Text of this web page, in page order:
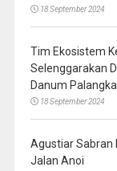
18 September 2024
Tim Ekosistem
Selenggarakan
Danum
18 September 2024
Agustiar Sabran
Jalan Anoi